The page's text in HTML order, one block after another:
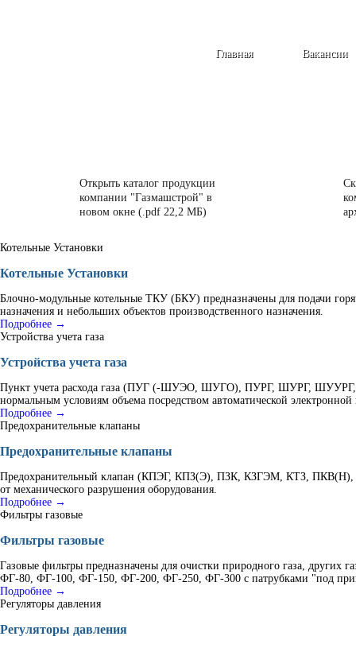
Вакансии
Главная
Открыть каталог продукции
компании "Газмашстрой" в
новом окне (.pdf 22,2 МБ)
Котельные Установки
Котельные Установки
Блочно-модульные котельные ТКУ (БКУ) предназначены для подачи
назначения и небольших объектов производственного назначения.
Подробнее →
Устройства учета газа
Устройства учета газа
Пункт учета расхода газа (ПУГ (-ШУЭО, ШУГО), ПУРГ, ШУРГ, ШУУРГ,
нормальным условиям объема посредством автоматической электронной
Подробнее →
Предохранительные клапаны
Предохранительные клапаны
Предохранительный клапан (КПЭГ, КПЗ(Э), ПЗК, КЗГЭМ, КТЗ, ПКВ(Н),
от механического разрушения оборудования.
Подробнее →
Фильтры газовые
Фильтры газовые
Газовые фильтры предназначены для очистки природного газа, других
ФГ-80, ФГ-100, ФГ-150, ФГ-200, ФГ-250, ФГ-300 с патрубками "под
Подробнее →
Регуляторы давления
Регуляторы давления